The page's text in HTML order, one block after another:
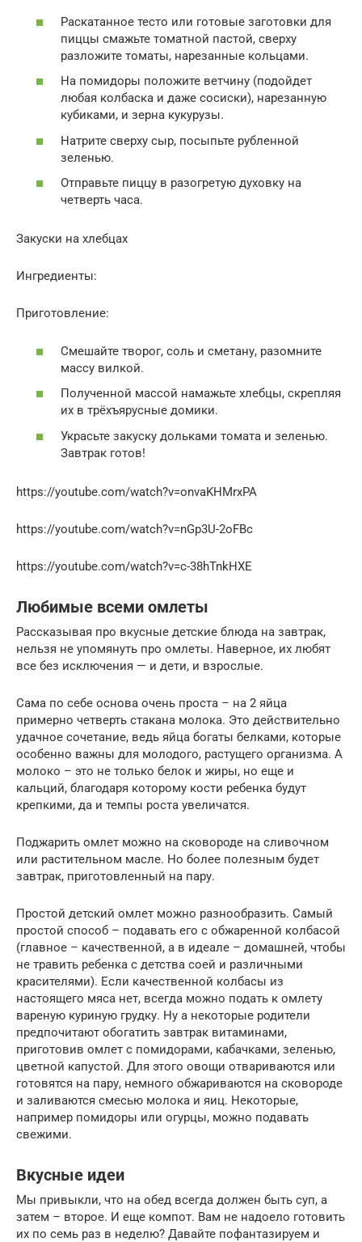
Раскатанное тесто или готовые заготовки для
пиццы смажьте томатной пастой, сверху
разложите томаты, нарезанные кольцами.
На помидоры положите ветчину (подойдет
любая колбаска и даже сосиски), нарезанную
кубиками, и зерна кукурузы.
Натрите сверху сыр, посыпьте рубленной
зеленью.
Отправьте пиццу в разогретую духовку на
четверть часа.
Закуски на хлебцах
Ингредиенты:
Приготовление:
Смешайте творог, соль и сметану, разомните
массу вилкой.
Полученной массой намажьте хлебцы, скрепляя
их в трёхъярусные домики.
Украсьте закуску дольками томата и зеленью.
Завтрак готов!
https://youtube.com/watch?v=onvaKHMrxPA
https://youtube.com/watch?v=nGp3U-2oFBc
https://youtube.com/watch?v=c-38hTnkHXE
Любимые всеми омлеты
Рассказывая про вкусные детские блюда на завтрак,
нельзя не упомянуть про омлеты. Наверное, их любят
все без исключения — и дети, и взрослые.
Сама по себе основа очень проста – на 2 яйца
примерно четверть стакана молока. Это действительно
удачное сочетание, ведь яйца богаты белками, которые
особенно важны для молодого, растущего организма. А
молоко – это не только белок и жиры, но еще и
кальций, благодаря которому кости ребенка будут
крепкими, да и темпы роста увеличатся.
Поджарить омлет можно на сковороде на сливочном
или растительном масле. Но более полезным будет
завтрак, приготовленный на пару.
Простой детский омлет можно разнообразить. Самый
простой способ – подавать его с обжаренной колбасой
(главное – качественной, а в идеале – домашней, чтобы
не травить ребенка с детства соей и различными
красителями). Если качественной колбасы из
настоящего мяса нет, всегда можно подать к омлету
вареную куриную грудку. Ну а некоторые родители
предпочитают обогатить завтрак витаминами,
приготовив омлет с помидорами, кабачками, зеленью,
цветной капустой. Для этого овощи отвариваются или
готовятся на пару, немного обжариваются на сковороде
и заливаются смесью молока и яиц. Некоторые,
например помидоры или огурцы, можно подавать
свежими.
Вкусные идеи
Мы привыкли, что на обед всегда должен быть суп, а
затем – второе. И еще компот. Вам не надоело готовить
их по семь раз в неделю? Давайте пофантазируем и